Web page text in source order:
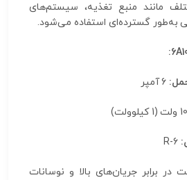
مانند منبع تغذیه، سیستم‌های
به‌طور گسترده‌ای استفاده می‌شود.
در برابر جریان‌های بالا و نوسانات